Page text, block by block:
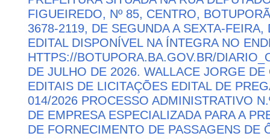
FIGUEIREDO, Nº 85, CENTRO,
3678-2119, DE SEGUNDA A SEXTA-
EDITAL DISPONÍVEL NA ÍNTEGRA NO
HTTPS://BOTUPORA.BA.GOV.BR/
DE JULHO DE 2026. WALLACE JORGE
EDITAIS DE LICITAÇÕES EDITAL DE
014/2026 PROCESSO ADMINISTRATIVO
DE EMPRESA ESPECIALIZADA PARA A
DE FORNECIMENTO DE PASSAGENS DE